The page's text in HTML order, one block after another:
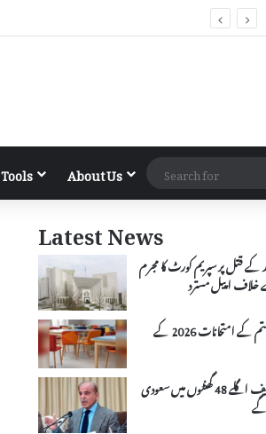
Tools About Us
Latest News
کے قتل پر سپریم کورٹ کا مجرم
اپیل مسترد
پیکٹا نے جماعت ہشتم کے امتحانات 2026 کے
وزیراعظم شہباز شریف اگلے 48 گھنٹوں میں سعودی